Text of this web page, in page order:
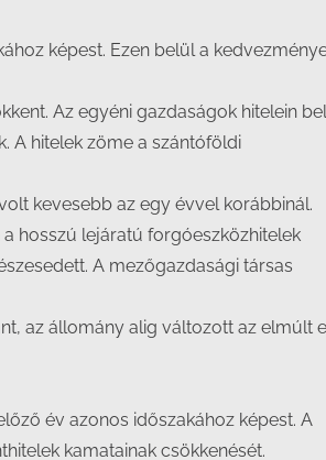
képest. Ezen belül a
Az egyéni gazdaságok hitelein
A hitelek zöme a szántóföldi
kevesebb az egy évvel korábbinál.
hosszú lejáratú forgóeszközhitelek
A mezőgazdasági társas
az állomány alig változott az elmúlt
év azonos időszakához képest. A
kamatainak csökkenését.